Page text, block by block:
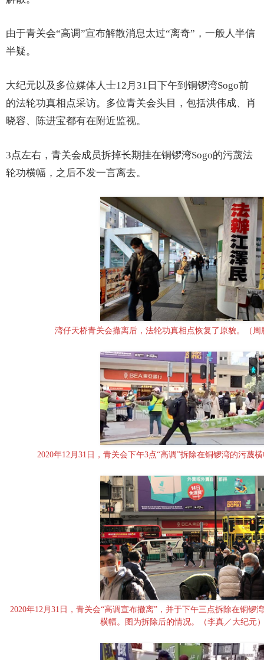
由于青关会“高调”宣布解散消息太过“离奇”，一般人半信
半疑。
大纪元以及多位媒体人士12月31日下午到铜锣湾Sogo前
的法轮功真相点采访。多位青关会头目，包括洪伟成、肖
晓容、陈进宝都有在附近监视。
3点左右，青关会成员拆掉长期挂在铜锣湾Sogo的污蔑法
轮功横幅，之后不发一言离去。
湾仔天桥青关会撤离后，法轮功真相点恢复了原貌。（周
2020年12月31日，青关会下午3点“高调”拆除在铜锣湾的污蔑
2020年12月31日，青关会“高调宣布撤离”，并于下午三点拆除在铜锣
横幅。图为拆除后的情况。（李真／大纪元